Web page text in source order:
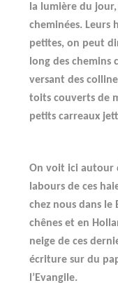
la lumière du
cheminées. Leurs
petites, on peut
long des chemins
versant des
toits couverts de
petits carreaux
On voit ici autour
labours de ces
chez nous dans le
chênes et en
neige de ces
écriture sur du
l’Evangile.